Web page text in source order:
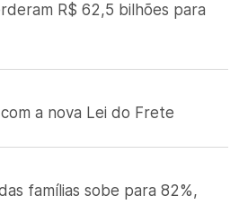
R$ 62,5 bilhões para
a nova Lei do Frete
famílias sobe para 82%,